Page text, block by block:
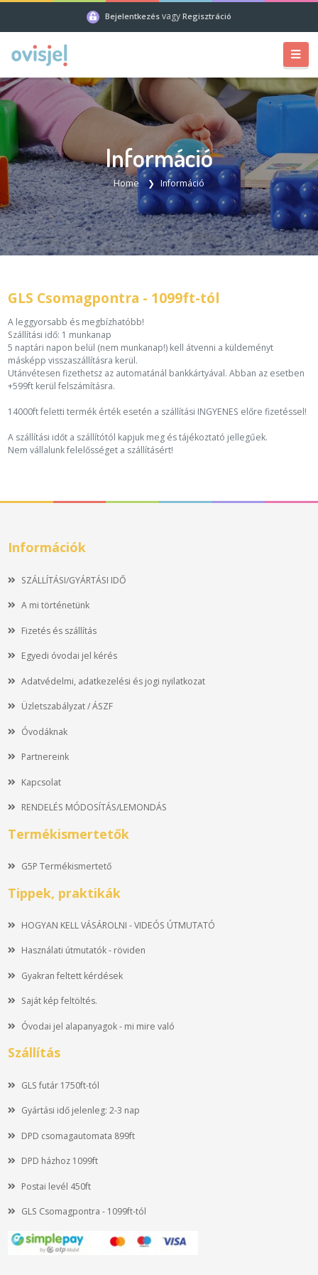
Bejelentkezés vagy Regisztráció
Információ
Home Információ
GLS Csomagpontra - 1099ft-tól
A leggyorsabb és megbízhatóbb!
Szállítási idő: 1 munkanap
5 naptári napon belül (nem munkanap!) kell átvenni a küldeményt
másképp visszaszállításra kerül.
Utánvétesen fizethetsz az automatánál bankkártyával. Abban az esetben
+599ft kerül felszámításra.
14000ft feletti termék érték esetén a szállítási INGYENES előre fizetéssel!
A szállítási időt a szállítótól kapjuk meg és tájékoztató jellegűek.
Nem vállalunk felelősséget a szállításért!
Információk
SZÁLLÍTÁSI/GYÁRTÁSI IDŐ
A mi történetünk
Fizetés és szállítás
Egyedi óvodai jel kérés
Adatvédelmi, adatkezelési és jogi nyilatkozat
Üzletszabályzat / ÁSZF
Óvodáknak
Partnereink
Kapcsolat
RENDELÉS MÓDOSÍTÁS/LEMONDÁS
Termékismertetők
G5P Termékismertető
Tippek, praktikák
HOGYAN KELL VÁSÁROLNI - VIDEÓS ÚTMUTATÓ
Használati útmutatók - röviden
Gyakran feltett kérdések
Saját kép feltöltés.
Óvodai jel alapanyagok - mi mire való
Szállítás
GLS futár 1750ft-tól
Gyártási idő jelenleg: 2-3 nap
DPD csomagautomata 899ft
DPD házhoz 1099ft
Postai levél 450ft
GLS Csomagpontra - 1099ft-tól